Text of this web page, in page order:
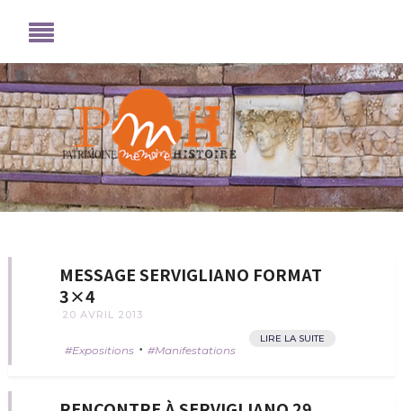
MESSAGE SERVIGLIANO FORMAT
3×4
20 AVRIL 2013
LIRE LA SUITE
Expositions • Manifestations